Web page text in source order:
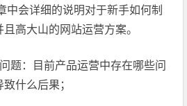
中会详细的说明对于新手如何制
高大山的网站运营方案。
题：目前产品运营中存在哪些问
什么后果；